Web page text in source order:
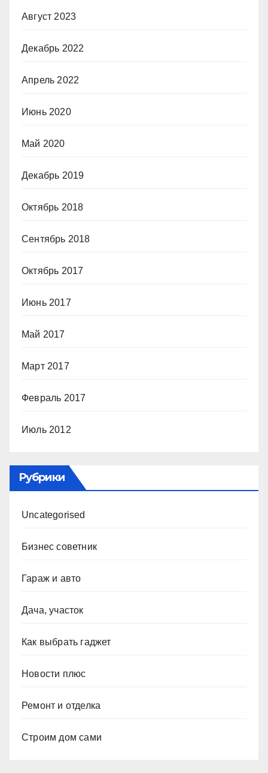
Август 2023
Декабрь 2022
Апрель 2022
Июнь 2020
Май 2020
Декабрь 2019
Октябрь 2018
Сентябрь 2018
Октябрь 2017
Июнь 2017
Май 2017
Март 2017
Февраль 2017
Июль 2012
Рубрики
Uncategorised
Бизнес советник
Гараж и авто
Дача, участок
Как выбрать гаджет
Новости плюс
Ремонт и отделка
Строим дом сами